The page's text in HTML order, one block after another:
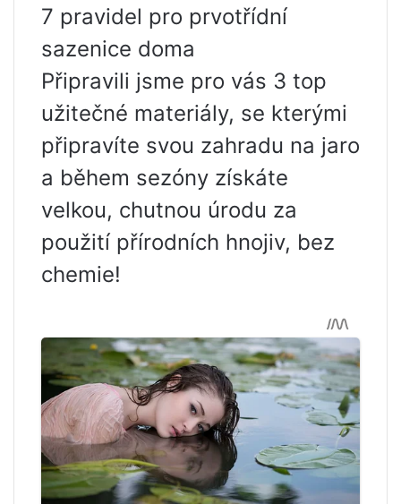
7 pravidel pro prvotřídní
sazenice doma
Připravili jsme pro vás 3 top
užitečné materiály, se kterými
připravíte svou zahradu na jaro
a během sezóny získáte
velkou, chutnou úrodu za
použití přírodních hnojiv, bez
chemie!